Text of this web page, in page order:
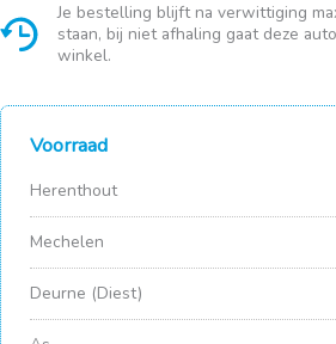
Je bestelling blijft na verwittiging
staan, bij niet afhaling gaat deze
winkel.
Voorraad
Herenthout
Mechelen
Deurne (Diest)